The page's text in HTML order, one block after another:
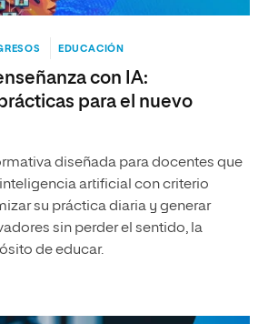
EDUCACIÓN
con IA:
para el nuevo
diseñada para docentes que
artificial con criterio
su práctica diaria y generar
sin perder el sentido, la
de educar.